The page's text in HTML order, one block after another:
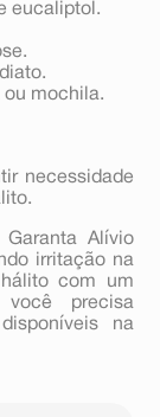
eucaliptol.
ou mochila.
necessidade
Garanta Alívio
irritação na
com um
precisa
na